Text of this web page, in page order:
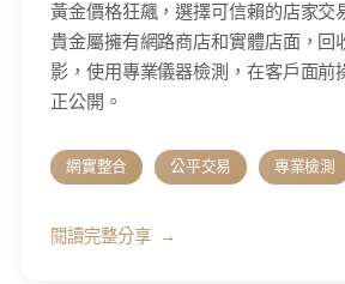
黃金價格狂飆，選擇可信賴的店家交
貴金屬擁有網路商店和實體店面，回
影，使用專業儀器檢測，在客戶面前
正公開。
網實整合 公平交易 專業檢測
閱讀完整分享